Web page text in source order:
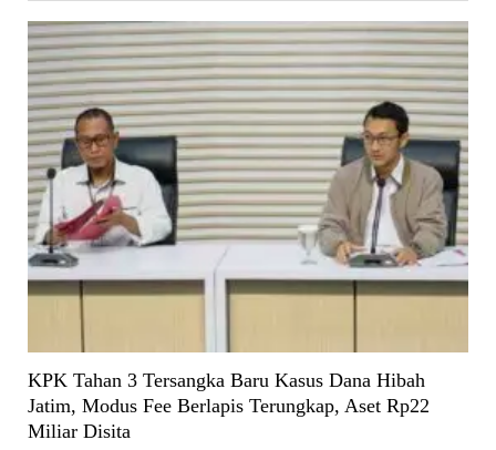
KPK Tahan 3 Tersangka Baru Kasus Dana Hibah
Jatim, Modus Fee Berlapis Terungkap, Aset Rp22
Miliar Disita